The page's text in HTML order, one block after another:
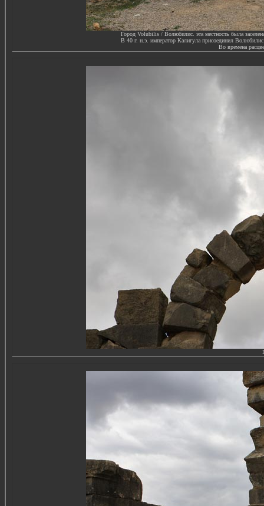
Город Volubilis / Волюбилис. эта местность была
В 40 г. н.э. император Калигула присоединил
Во времена